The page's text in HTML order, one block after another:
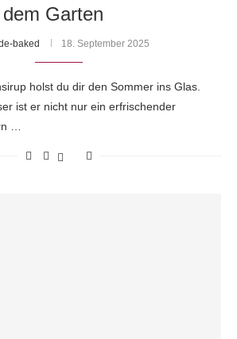
Garten
baked 18. September 2025
holst du dir den Sommer ins Glas.
ist er nicht nur ein erfrischender
…